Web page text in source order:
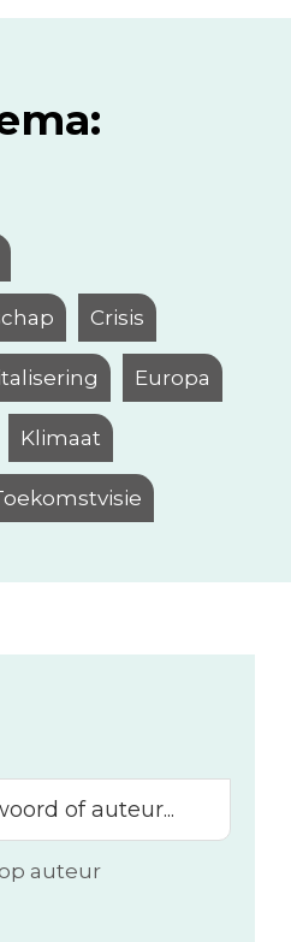
Crisis
Europa
Klimaat
auteur